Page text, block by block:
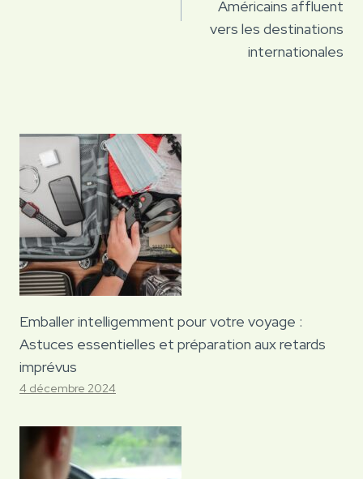
Américains affluent
vers les destinations
internationales
Emballer intelligemment pour votre voyage :
Astuces essentielles et préparation aux retards
imprévus
4 décembre 2024